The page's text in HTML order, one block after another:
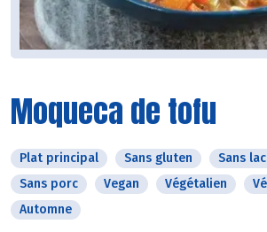
Moqueca de tofu
Plat principal Sans gluten
Sans
Sans porc
Vegan Végétalien
Automne